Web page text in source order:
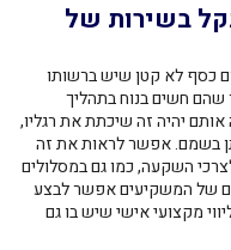
בשירות של
כסף לא קטן שיש ברשותו
שהם חשים בנוח בתהליך
יהיה זה שיכתת את רגליו,
בשמם. אפשר לראות את זה
השקעה, כמו גם במסלולים
של המשקיעים אפשר לבצע
מקצועי אישי שיש בו גם